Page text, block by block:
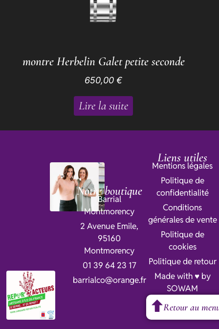
montre Herbelin Galet petite seconde
650,00€
Lire la suite
Notre boutique
Barrial
Montmorency
2 Avenue Emile,
95160
Montmorency
01 39 64 23 17
barrialco@orange.fr
Liens utiles
Mentions légales
Politique de
confidentialité
Conditions
générales de vente
Politique de
cookies
Politique de retour
Made with ♥ by
SOWAM
Retour au